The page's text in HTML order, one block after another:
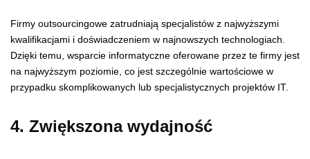
Firmy outsourcingowe zatrudniają specjalistów z najwyższymi
kwalifikacjami i doświadczeniem w najnowszych technologiach.
Dzięki temu, wsparcie informatyczne oferowane przez te firmy jest
na najwyższym poziomie, co jest szczególnie wartościowe w
przypadku skomplikowanych lub specjalistycznych projektów IT.
4. Zwiększona wydajność